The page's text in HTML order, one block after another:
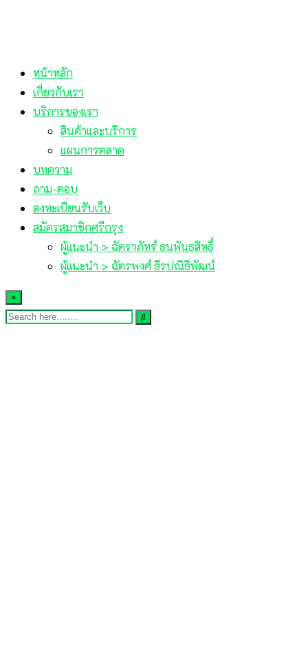
หน้าหลัก
เกี่ยวกับเรา
บริการของเรา
สินค้าและบริการ
แผนการตลาด
บทความ
ถาม-ตอบ
ลงทะเบียนรับเว็บ
สมัครสมาชิกศรีกรุง
ผู้แนะนำ > ฉัตราภัทร์ ธนพันธสิทธิ์
ผู้แนะนำ > ฉัตรพงศ์ ธีรปณิธิพัฒน์
×